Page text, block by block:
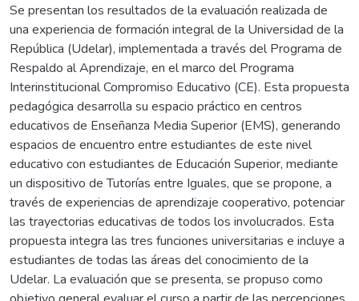
Se presentan los resultados de la evaluación realizada de
una experiencia de formación integral de la Universidad de la
República (Udelar), implementada a través del Programa de
Respaldo al Aprendizaje, en el marco del Programa
Interinstitucional Compromiso Educativo (CE). Esta propuesta
pedagógica desarrolla su espacio práctico en centros
educativos de Enseñanza Media Superior (EMS), generando
espacios de encuentro entre estudiantes de este nivel
educativo con estudiantes de Educación Superior, mediante
un dispositivo de Tutorías entre Iguales, que se propone, a
través de experiencias de aprendizaje cooperativo, potenciar
las trayectorias educativas de todos los involucrados. Esta
propuesta integra las tres funciones universitarias e incluye a
estudiantes de todas las áreas del conocimiento de la
Udelar. La evaluación que se presenta, se propuso como